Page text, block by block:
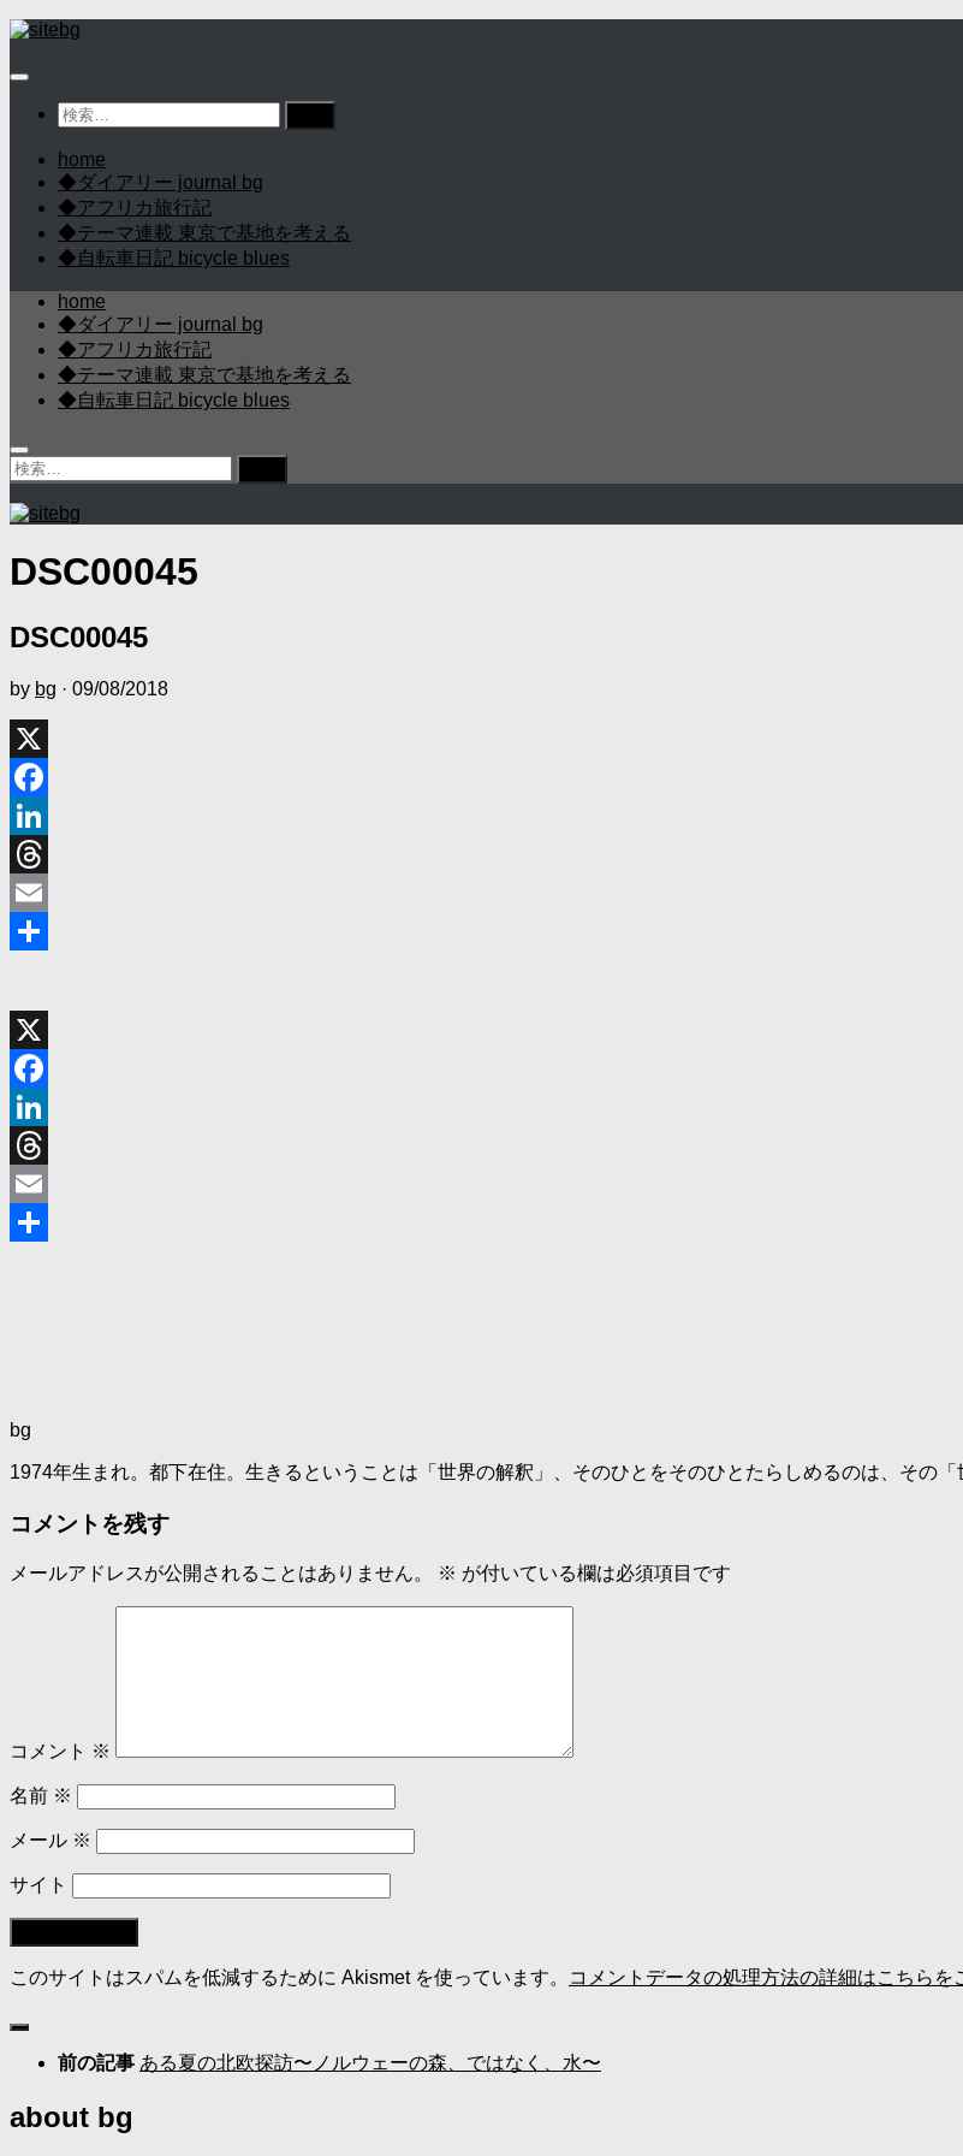
コ
テ
検
home
◆ダイアリー journal bg
◆アフリカ旅行記
◆テーマ連載 東京で基地を考える
◆自転車日記 bicycle blues
home
◆ダイアリー journal bg
◆アフリカ旅行記
◆テーマ連載 東京で基地を考える
◆自転車日記 bicycle blues
検
索:
DSC00045
DSC00045
by bg · 09/08/2018
X
Facebook
LinkedIn
Threads
Email
有
X
Facebook
LinkedIn
Threads
Email
bg
1974年生まれ。都下在住。生きるということは「世界の解釈」、そのひとをそのひとたらしめるのは、その「
コメントを残す
メールアドレスが公開されることはありません。 ※ が付いている欄は必須項目です
コメント ※
名前 ※
メール ※
サイト
このサイトはスパムを低減するために Akismet を使っています。 コメントデータの処理方法の詳細はこちらを
前の記事 ある夏の北欧探訪〜ノルウェーの森、ではなく、水〜
about bg